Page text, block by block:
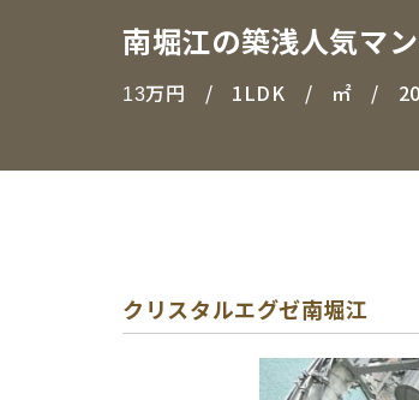
南堀江の築浅人気マ
13万円 1LDK ㎡
クリスタルエグゼ南堀江